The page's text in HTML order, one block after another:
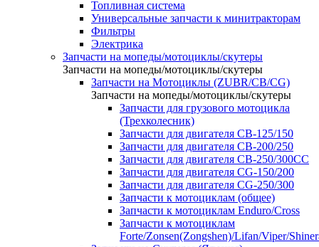
Топливная система
Универсальные запчасти к минитракторам
Фильтры
Электрика
Запчасти на мопеды/мотоциклы/скутеры
Запчасти на мопеды/мотоциклы/скутеры
Запчасти на Мотоциклы (ZUBR/CB/CG)
Запчасти на мопеды/мотоциклы/скутеры
Запчасти для грузового мотоцикла
(Трехколесник)
Запчасти для двигателя CB-125/150
Запчасти для двигателя CB-200/250
Запчасти для двигателя CB-250/300СС
Запчасти для двигателя CG-150/200
Запчасти для двигателя CG-250/300
Запчасти к мотоциклам (общее)
Запчасти к мотоциклам Enduro/Cross
Запчасти к мотоциклам
Forte/Zonsen(Zongshen)/Lifan/Viper/